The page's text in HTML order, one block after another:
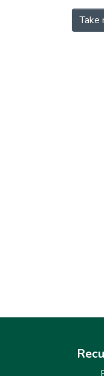
Take